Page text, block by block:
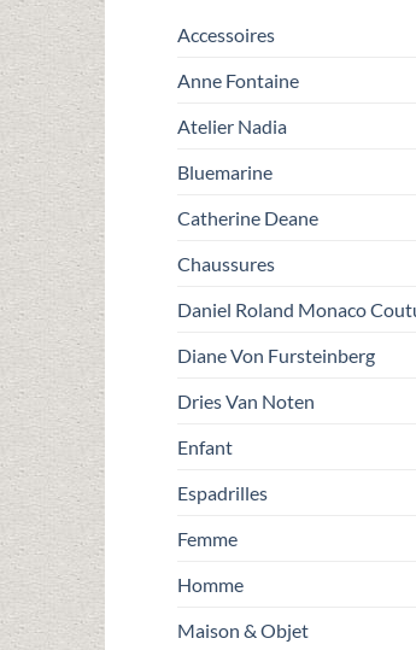
Accessoires
Anne Fontaine
Atelier Nadia
Bluemarine
Catherine Deane
Chaussures
Daniel Roland Monaco
Diane Von Fursteinberg
Dries Van Noten
Enfant
Espadrilles
Femme
Homme
Maison & Objet